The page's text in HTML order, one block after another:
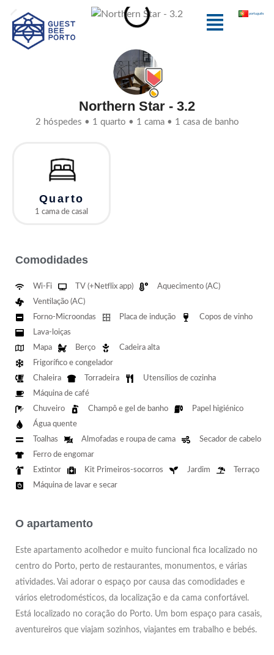
content
Menu português
Northern Star - 3.2
2 hóspedes • 1 quarto • 1 cama • 1 casa de banho
Quarto
1 cama de casal
Comodidades
Wi-Fi TV (+Netflix app)
Aquecimento (AC)
Ventilação (AC)
Forno-Microondas
Placa de indução
Copos de vinho
Lava-loiças
Mapa
Berço
Cadeira alta
Frigorífico e congelador
Chaleira
Torradeira
Utensílios de cozinha
Máquina de café
Chuveiro
Champô e gel de banho
Papel higiénico
Água quente
Toalhas
Almofadas e roupa de cama
Secador de cabelo
Ferro de engomar
Extintor
Kit Primeiros-socorros Jardim
Terraço
Máquina de lavar e secar
O apartamento
Este apartamento acolhedor e muito funcional fica localizado no
centro do Porto, perto de restaurantes, monumentos, e várias
atividades. Vai adorar o espaço por causa das comodidades e
vários eletrodomésticos, da localização e da cama confortável.
Está localizado no coração do Porto. Um bom espaço para casais,
aventureiros que viajam sozinhos, viajantes em trabalho e bebés.